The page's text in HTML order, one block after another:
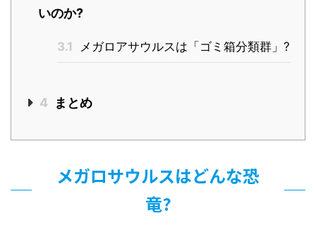
いのか?
3.1 メガロアサウルスは「ゴミ箱分類群」?
4 まとめ
メガロサウルスはどんな恐
竜?